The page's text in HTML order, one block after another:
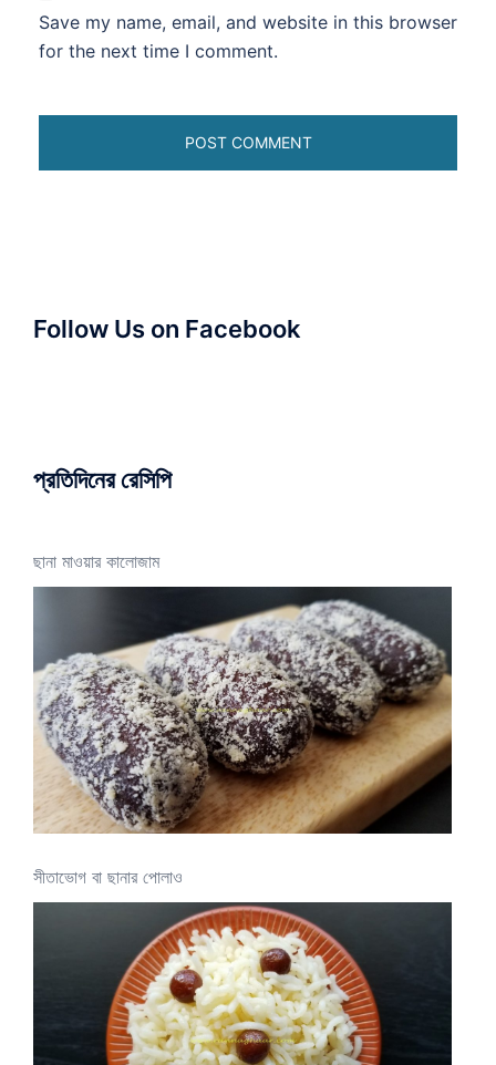
Save my name, email, and website in this browser
for the next time I comment.
Follow Us on Facebook
প্রতিদিনের রেসিপি
ছানা মাওয়ার কালোজাম
সীতাভোগ বা ছানার পোলাও